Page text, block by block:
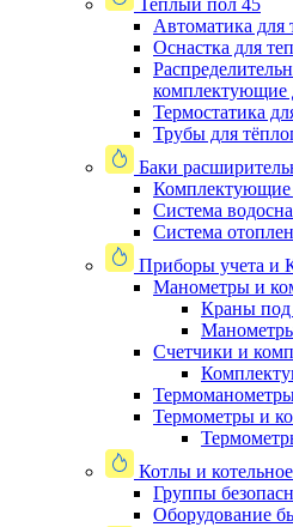
Теплый пол 45
Автоматика для
Оснастка для
комплектующие
Термостатика
Трубы для
Баки
Комплектующие
Система
Система
Приборы учета и
Манометры и
Краны под
Счетчики и
Термометры и
Котлы и
Группы
Оборудование